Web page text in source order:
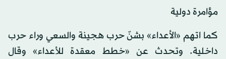
مؤامرة دولية
كما اتهم «الأعداء» بشنّ حرب هجينة والسعي وراء حرب
داخلية. وتحدث عن «خطط معقدة للأعداء» وقال